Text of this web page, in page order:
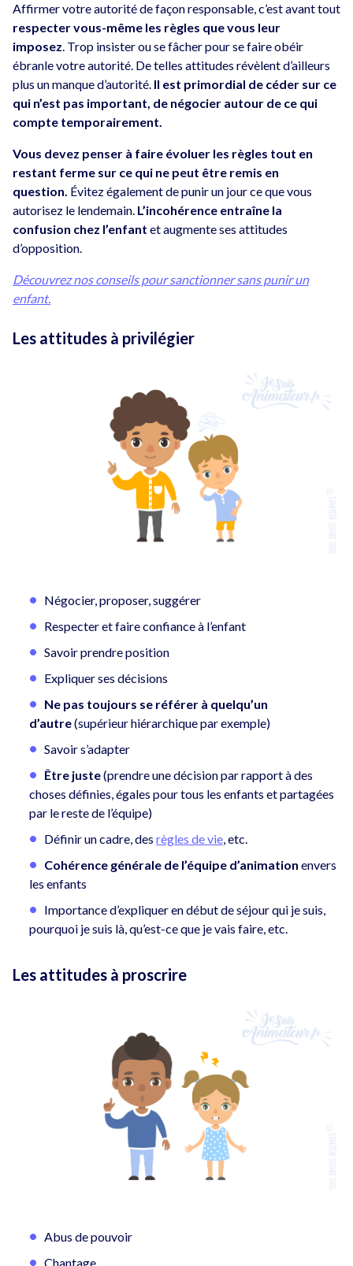
Affirmer votre autorité de façon responsable, c’est avant tout
respecter vous-même les règles que vous leur
imposez. Trop insister ou se fâcher pour se faire obéir
ébranle votre autorité. De telles attitudes révèlent d’ailleurs
plus un manque d’autorité. Il est primordial de céder sur ce
qui n’est pas important, de négocier autour de ce qui
compte temporairement.
Vous devez penser à faire évoluer les règles tout en
restant ferme sur ce qui ne peut être remis en
question. Évitez également de punir un jour ce que vous
autorisez le lendemain. L’incohérence entraîne la
confusion chez l’enfant et augmente ses attitudes
d’opposition.
Découvrez nos conseils pour sanctionner sans punir un
enfant.
Les attitudes à privilégier
Négocier, proposer, suggérer
Respecter et faire confiance à l’enfant
Savoir prendre position
Expliquer ses décisions
Ne pas toujours se référer à quelqu’un
d’autre(supérieur hiérarchique par exemple)
Savoir s’adapter
Être juste(prendre une décision par rapport à des
choses définies, égales pour tous les enfants et partagées
par le reste de l’équipe)
Définir un cadre, des règles de vie, etc.
Cohérence générale de l’équipe d’animation envers
les enfants
Importance d’expliquer en début de séjour qui je suis,
pourquoi je suis là, qu’est-ce que je vais faire, etc.
Les attitudes à proscrire
Abus de pouvoir
Chantage